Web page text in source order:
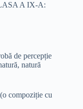
A IX-A:
de percepție
natură
compoziție cu